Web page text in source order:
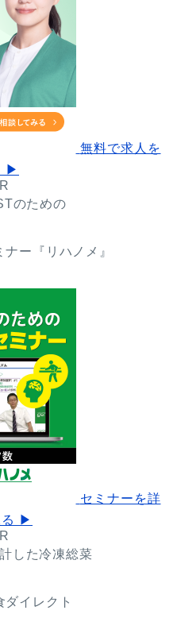
無料で求人を
▶
のための
ー『リハノメ』
セミナーを詳
る ▶
した冷凍総菜
ダイレクト